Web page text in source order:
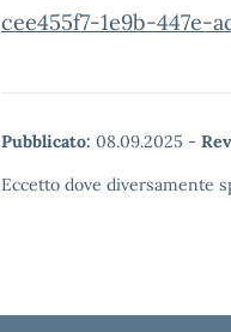
cee455f7-1e9b-447e-
Pubblicato: 08.09.2025 -
Eccetto dove diversamente